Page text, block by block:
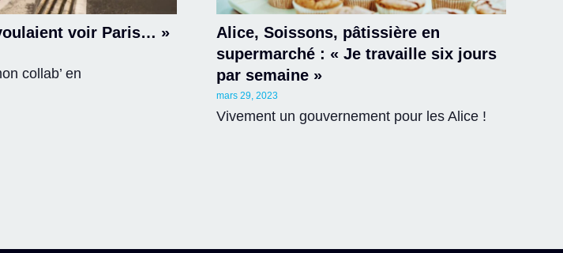
voir Paris… »
collab’ en
Alice, Soissons, pâtissière en
supermarché : « Je travaille six jours
par semaine »
mars 29, 2023
Vivement un gouvernement pour les Alice !